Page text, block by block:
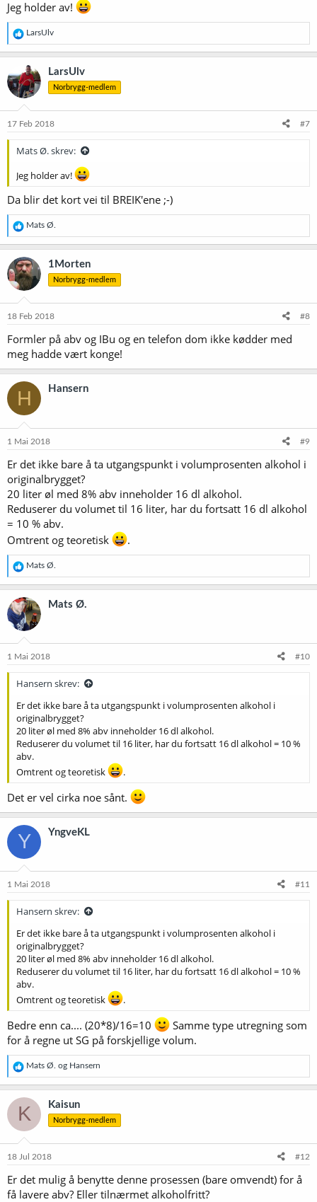
Jeg holder av!
R
e
a
k
s
j
o
e
LarsUlv
LarsUlv
Norbrygg-medlem
17 Feb 2018 #7
Mats Ø. skrev:
Jeg holder av!
Da blir det kort vei til BREIK'ene ;-)
R
e
a
k
s
j
o
e
:
Mats Ø.
1Morten
Norbrygg-medlem
18 Feb 2018 #8
Formler på abv og IBu og en telefon dom ikke kødder med
meg hadde vært konge!
H Hansern
1 Mai 2018 #9
Er det ikke bare å ta utgangspunkt i volumprosenten alkohol i
originalbrygget?
20 liter øl med 8% abv inneholder 16 dl alkohol.
Reduserer du volumet til 16 liter, har du fortsatt 16 dl alkohol
= 10 % abv.
Omtrent og teoretisk
.
R
e
a
k
s
j
o
e
Mats Ø.
Mats Ø.
1 Mai 2018 #10
Hansern skrev:
Er det ikke bare å ta utgangspunkt i volumprosenten alkohol i
originalbrygget?
20 liter øl med 8% abv inneholder 16 dl alkohol.
Reduserer du volumet til 16 liter, har du fortsatt 16 dl alkohol = 10 %
abv.
Omtrent og teoretisk
.
Det er vel cirka noe sånt.
Y YngveKL
1 Mai 2018 #11
Hansern skrev:
Er det ikke bare å ta utgangspunkt i volumprosenten alkohol i
originalbrygget?
20 liter øl med 8% abv inneholder 16 dl alkohol.
Reduserer du volumet til 16 liter, har du fortsatt 16 dl alkohol = 10 %
abv.
Omtrent og teoretisk
.
Bedre enn ca.... (20*8)/16=10
Samme type utregning som
for å regne ut SG på forskjellige volum.
R
e
a
k
s
j
o
e
:
Mats Ø. og Hansern
K Kaisun
Norbrygg-medlem
18 Jul 2018 #12
Er det mulig å benytte denne prosessen (bare omvendt) for å
få lavere abv? Eller tilnærmet alkoholfritt?